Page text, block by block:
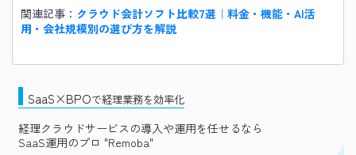
関連記事： クラウド会計ソフト比較7選｜料金・機能・AI活
用・会社規模別の選び方を解説
SaaS×BPOで経理業務を効率化
経理クラウドサービスの導入や運用を任せるなら
SaaS運用のプロ "Remoba"